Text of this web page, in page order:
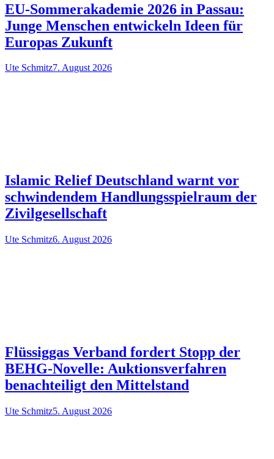
EU-Sommerakademie 2026 in Passau:
Junge Menschen entwickeln Ideen für
Europas Zukunft
Ute Schmitz7. August 2026
Islamic Relief Deutschland warnt vor
schwindendem Handlungsspielraum der
Zivilgesellschaft
Ute Schmitz6. August 2026
Flüssiggas Verband fordert Stopp der
BEHG-Novelle: Auktionsverfahren
benachteiligt den Mittelstand
Ute Schmitz5. August 2026